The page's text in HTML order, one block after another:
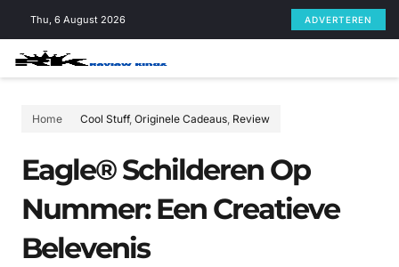
Thu, 6 August 2026 ADVERTEREN
Home Cool Stuff, Originele Cadeaus, Review
Eagle® Schilderen Op
Nummer: Een Creatieve
Belevenis